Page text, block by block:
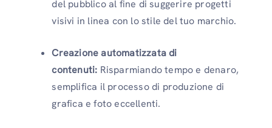
del pubblico al fine di suggerire progetti
visivi in ​​linea con lo stile del tuo marchio.
Creazione automatizzata di
contenuti: Risparmiando tempo e denaro,
semplifica il processo di produzione di
grafica e foto eccellenti.